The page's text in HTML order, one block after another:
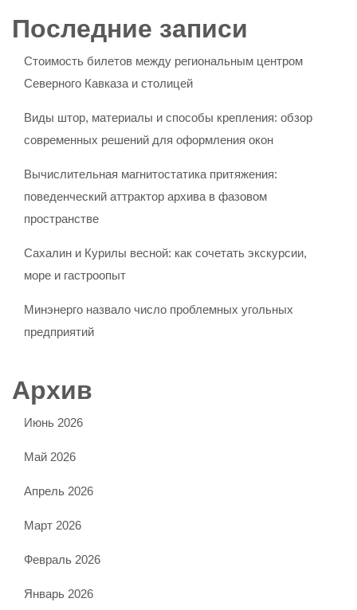
Последние записи
Стоимость билетов между региональным центром
Северного Кавказа и столицей
Виды штор, материалы и способы крепления: обзор
современных решений для оформления окон
Вычислительная магнитостатика притяжения:
поведенческий аттрактор архива в фазовом
пространстве
Сахалин и Курилы весной: как сочетать экскурсии,
море и гастроопыт
Минэнерго назвало число проблемных угольных
предприятий
Архив
Июнь 2026
Май 2026
Апрель 2026
Март 2026
Февраль 2026
Январь 2026